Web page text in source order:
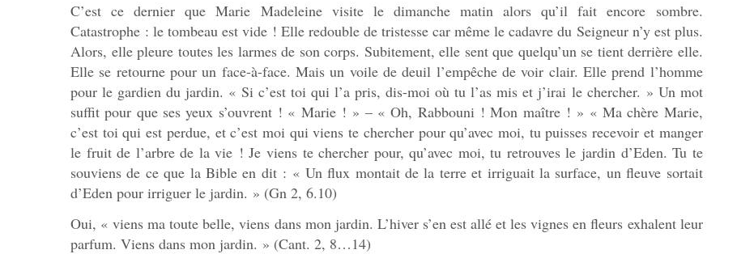
C’est ce dernier que Marie Madeleine visite le dimanche matin alors qu’il fait encore sombre.
Catastrophe : le tombeau est vide ! Elle redouble de tristesse car même le cadavre du Seigneur n’y est plus.
Alors, elle pleure toutes les larmes de son corps. Subitement, elle sent que quelqu’un se tient derrière elle.
Elle se retourne pour un face-à-face. Mais un voile de deuil l’empêche de voir clair. Elle prend l’homme
pour le gardien du jardin. « Si c’est toi qui l’a pris, dis-moi où tu l’as mis et j’irai le chercher. » Un mot
suffit pour que ses yeux s’ouvrent ! « Marie ! » – « Oh, Rabbouni ! Mon maître ! » « Ma chère Marie,
c’est toi qui est perdue, et c’est moi qui viens te chercher pour qu’avec moi, tu puisses recevoir et manger
le fruit de l’arbre de la vie ! Je viens te chercher pour, qu’avec moi, tu retrouves le jardin d’Eden. Tu te
souviens de ce que la Bible en dit : « Un flux montait de la terre et irriguait la surface, un fleuve sortait
d’Eden pour irriguer le jardin. » (Gn 2, 6.10)
Oui, « viens ma toute belle, viens dans mon jardin. L’hiver s’en est allé et les vignes en fleurs exhalent leur
parfum. Viens dans mon jardin. » (Cant. 2, 8…14)